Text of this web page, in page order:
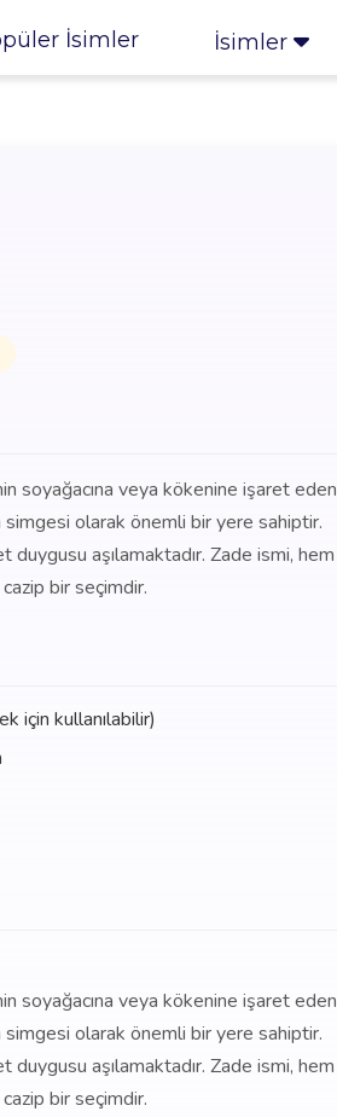
İsimler İsimler
soyağacına veya kökenine işaret eden
simgesi olarak önemli bir yere sahiptir.
duygusu aşılamaktadır. Zade ismi, hem
bir seçimdir.
için kullanılabilir)
soyağacına veya kökenine işaret eden
simgesi olarak önemli bir yere sahiptir.
duygusu aşılamaktadır. Zade ismi, hem
bir seçimdir.